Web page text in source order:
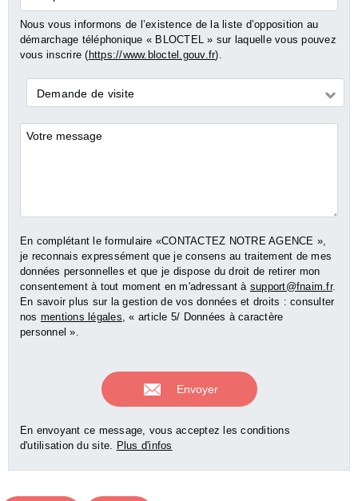
Nous vous informons de l’existence de la liste d’opposition au
démarchage téléphonique « BLOCTEL » sur laquelle vous pouvez
vous inscrire ( https://www.bloctel.gouv.fr).
Demande
*
Demande de visite
Commentaires
En complétant le formulaire «CONTACTEZ NOTRE AGENCE »,
je reconnais expressément que je consens au traitement de mes
données personnelles et que je dispose du droit de retirer mon
consentement à tout moment en m'adressant à support@fnaim.fr.
En savoir plus sur la gestion de vos données et droits : consulter
nos mentions légales , « article 5/ Données à caractère
personnel ».
En envoyant ce message, vous acceptez les conditions
d'utilisation du site.
Plus d'infos